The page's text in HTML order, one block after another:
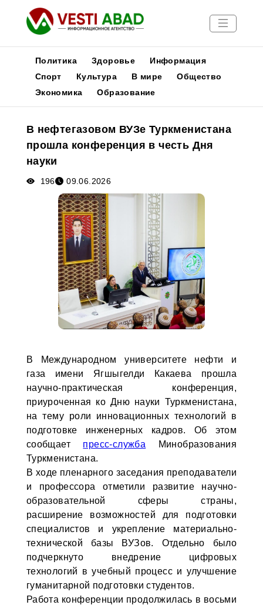
Новости
Медиа
Афиша
Политика Здоровье
Информация
Спорт
Культура В мире
Общество
Экономика
Образование
В нефтегазовом ВУЗе Туркменистана
прошла конференция в честь Дня
науки
196 09.06.2026
В Международном университете нефти и
газа имени Ягшыгелди Какаева прошла
научно-практическая конференция,
приуроченная ко Дню науки Туркменистана,
на тему роли инновационных технологий в
подготовке инженерных кадров. Об этом
сообщает пресс-служба Минобразования
Туркменистана.
В ходе пленарного заседания преподаватели
и профессора отметили развитие научно-
образовательной сферы страны,
расширение возможностей для подготовки
специалистов и укрепление материально-
технической базы ВУЗов. Отдельно было
подчеркнуто внедрение цифровых
технологий в учебный процесс и улучшение
гуманитарной подготовки студентов.
Работа конференции продолжилась в восьми